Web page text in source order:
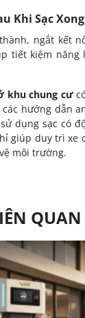
Khi Sạc Xong
ngắt kết
tiết kiệm năng
khu chung cư
hướng dẫn
dụng sạc có
giúp duy trì xe
môi trường.
QUAN